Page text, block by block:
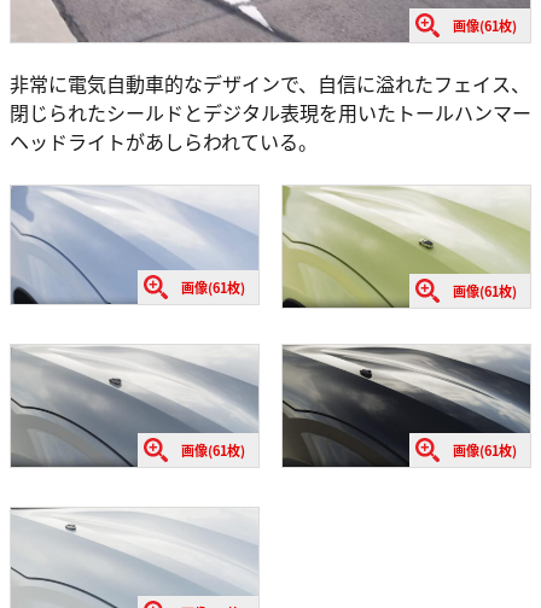
画像(61枚)
非常に電気自動車的なデザインで、自信に溢れたフェイス、
閉じられたシールドとデジタル表現を用いたトールハンマー
ヘッドライトがあしらわれている。
画像(61枚) 画像(61枚)
画像(61枚) 画像(61枚)